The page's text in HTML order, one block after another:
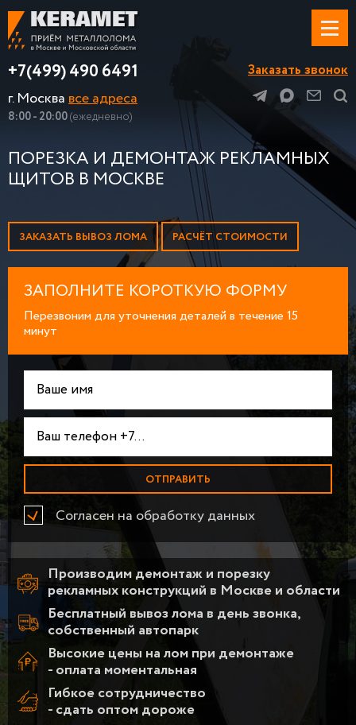
+7(499) 490 6491
г. Москвавсе адреса
8:00 - 20:00(ежедневно)
Заказать звонок
ПОРЕЗКА И ДЕМОНТАЖ РЕКЛАМНЫХ
ЩИТОВ В МОСКВЕ
ЗАКАЗАТЬ ВЫВОЗ ЛОМА РАСЧЁТ СТОИМОСТИ
Производим демонтаж и порезку
рекламных конструкций в Москве и области
Бесплатный вывоз лома в день звонка,
собственный автопарк
Высокие цены на лом при демонтаже
- оплата моментальная
Гибкое сотрудничество
- сдать оптом дороже
ЗАПОЛНИТЕ КОРОТКУЮ ФОРМУ
Перезвоним для уточнения деталей в течение 15
минут
Согласен на обработку данных